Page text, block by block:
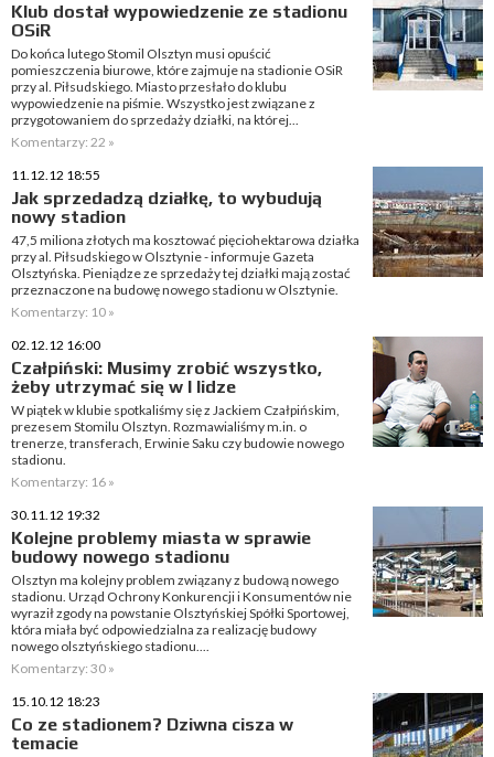
Klub dostał wypowiedzenie ze stadionu
OSiR
Do końca lutego Stomil Olsztyn musi opuścić
pomieszczenia biurowe, które zajmuje na stadionie OSiR
przy al. Piłsudskiego. Miasto przesłało do klubu
wypowiedzenie na piśmie. Wszystko jest związane z
przygotowaniem do sprzedaży działki, na której...
Komentarzy: 22 »
11.12.12 18:55
Jak sprzedadzą działkę, to wybudują
nowy stadion
47,5 miliona złotych ma kosztować pięciohektarowa działka
przy al. Piłsudskiego w Olsztynie - informuje Gazeta
Olsztyńska. Pieniądze ze sprzedaży tej działki mają zostać
przeznaczone na budowę nowego stadionu w Olsztynie.
Komentarzy: 10 »
02.12.12 16:00
Czałpiński: Musimy zrobić wszystko,
żeby utrzymać się w I lidze
W piątek w klubie spotkaliśmy się z Jackiem Czałpińskim,
prezesem Stomilu Olsztyn. Rozmawialiśmy m.in. o
trenerze, transferach, Erwinie Saku czy budowie nowego
stadionu.
Komentarzy: 16 »
30.11.12 19:32
Kolejne problemy miasta w sprawie
budowy nowego stadionu
Olsztyn ma kolejny problem związany z budową nowego
stadionu. Urząd Ochrony Konkurencji i Konsumentów nie
wyraził zgody na powstanie Olsztyńskiej Spółki Sportowej,
która miała być odpowiedzialna za realizację budowy
nowego olsztyńskiego stadionu....
Komentarzy: 30 »
15.10.12 18:23
Co ze stadionem? Dziwna cisza w
temacie